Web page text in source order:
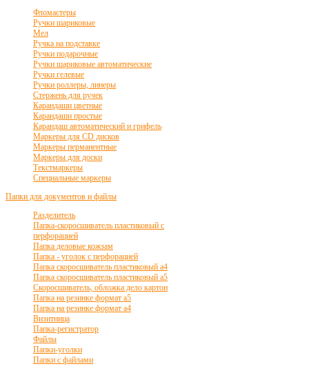
Фломастеры
Ручки шариковые
Мел
Ручка на подставке
Ручки подарочные
Ручки шариковые автоматические
Ручки гелевые
Ручки роллеры, линеры
Стержень для ручек
Карандаши цветные
Карандаши простые
Карандаш автоматический и грифель
Маркеры для CD дисков
Маркеры перманентные
Маркеры для доски
Текстмаркеры
Специальные маркеры
Папки для документов и файлы
Разделитель
Папка-скоросшиватель пластиковый с
перфорацией
Папка деловые кожзам
Папка - уголок с перфорацией
Папка скоросшиватель пластиковый а4
Папка скоросшиватель пластиковый а5
Скоросшиватель, обложка дело картон
Папка на резинке формат а5
Папка на резинке формат а4
Визитница
Папка-регистратор
Файлы
Папки-уголки
Папки с файлами